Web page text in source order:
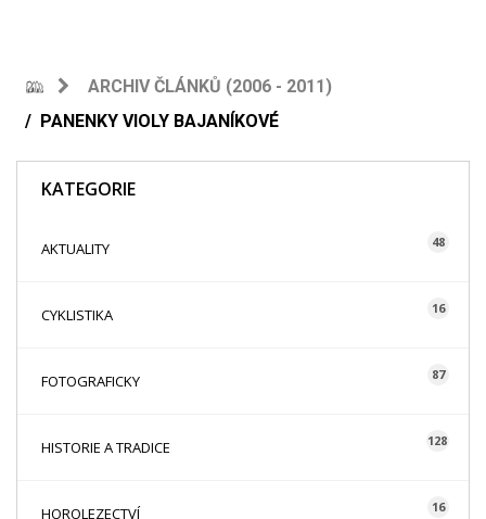
ARCHIV ČLÁNKŮ (2006 - 2011)
PANENKY VIOLY BAJANÍKOVÉ
KATEGORIE
AKTUALITY 48
CYKLISTIKA 16
FOTOGRAFICKY 87
HISTORIE A TRADICE 128
HOROLEZECTVÍ 16